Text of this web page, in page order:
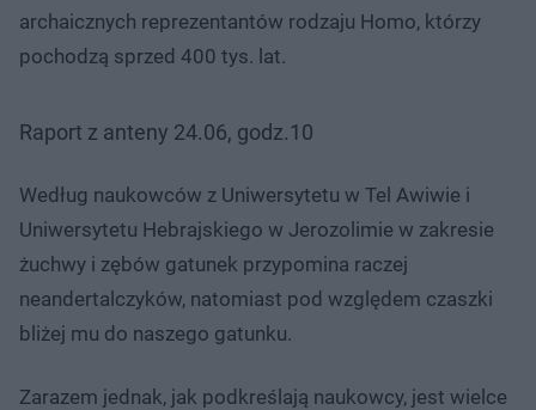
archaicznych reprezentantów rodzaju Homo, którzy
pochodzą sprzed 400 tys. lat.
Raport z anteny 24.06, godz.10
Według naukowców z Uniwersytetu w Tel Awiwie i
Uniwersytetu Hebrajskiego w Jerozolimie w zakresie
żuchwy i zębów gatunek przypomina raczej
neandertalczyków, natomiast pod względem czaszki
bliżej mu do naszego gatunku.
Zarazem jednak, jak podkreślają naukowcy, jest wielce